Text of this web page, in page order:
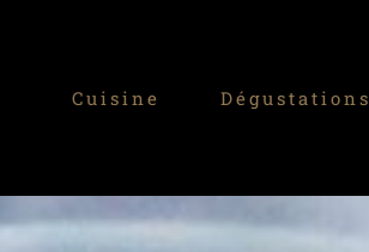
Cuisine Dégustations